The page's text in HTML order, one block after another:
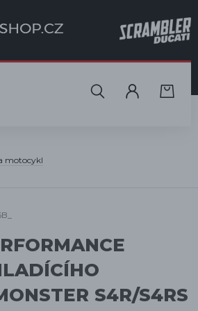
HLEDAT
motocykl
S4R/S4RS